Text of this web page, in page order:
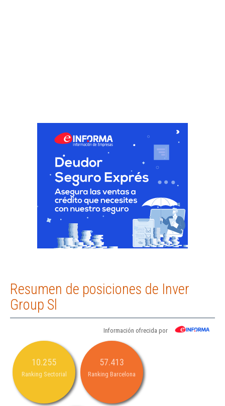
Resumen de posiciones de Inver
Group Sl
Información ofrecida por
10.255
Ranking Sectorial
57.413
Ranking Barcelona